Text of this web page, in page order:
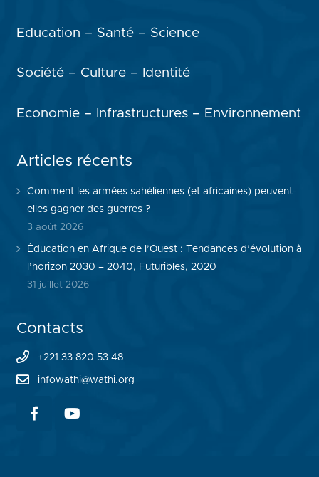
Education – Santé – Science
Société – Culture – Identité
Economie – Infrastructures – Environnement
Articles récents
Comment les armées sahéliennes (et africaines) peuvent-
elles gagner des guerres ?
3 août 2026
Éducation en Afrique de l’Ouest : Tendances d’évolution à
l’horizon 2030 – 2040, Futuribles, 2020
31 juillet 2026
Contacts
+221 33 820 53 48
infowathi@wathi.org